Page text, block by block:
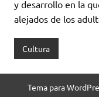
y desarrollo en la
alejados de los
Cultura
Tema para